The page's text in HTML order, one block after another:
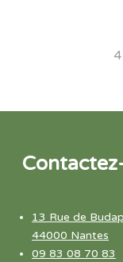
13 Rue de
44000 Nantes
09 83 08 70 83